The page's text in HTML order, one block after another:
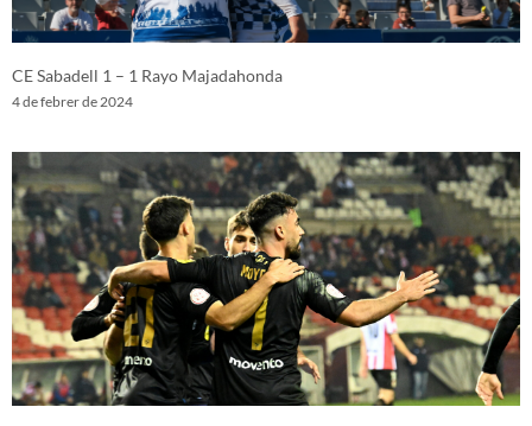
CE Sabadell 1 – 1 Rayo Majadahonda
4 de febrer de 2024